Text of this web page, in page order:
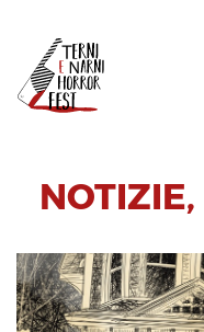
NOTIZIE,